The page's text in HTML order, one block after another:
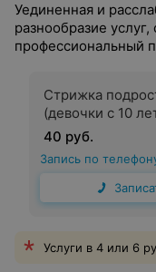
Уединенная и
разнообразие
профессиональный
Стрижка
(девочки с 10
40 руб.
Запись по
Услуги в 4 или 6